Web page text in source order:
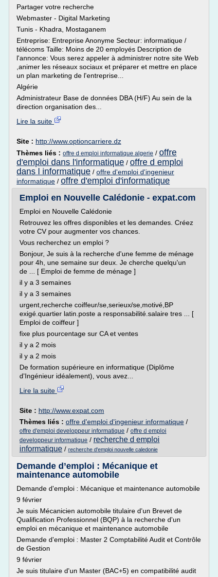
Partager votre recherche
Webmaster - Digital Marketing
Tunis - Khadra, Mostaganem
Entreprise: Entreprise Anonyme Secteur: informatique /
télécoms Taille: Moins de 20 employés Description de
l'annonce: Vous serez appeler à administrer notre site Web
,animer les réseaux sociaux et préparer et mettre en place
un plan marketing de l'entreprise...
Algérie
Administrateur Base de données DBA (H/F) Au sein de la
direction organisation des...
Lire la suite
Site : http://www.optioncarriere.dz
Thèmes liés : offre d emploi informatique algerie / offre
d'emploi dans l'informatique / offre d emploi
dans l informatique / offre d'emploi d'ingenieur
informatique / offre d'emploi d'informatique
Emploi en Nouvelle Calédonie - expat.com
Emploi en Nouvelle Calédonie
Retrouvez les offres disponibles et les demandes. Créez
votre CV pour augmenter vos chances.
Vous recherchez un emploi ?
Bonjour, Je suis à la recherche d'une femme de ménage
pour 4h, une semaine sur deux. Je cherche quelqu'un
de ... [ Emploi de femme de ménage ]
il y a 3 semaines
il y a 3 semaines
urgent,recherche coiffeur/se,serieux/se,motivé,BP
exigé.quartier latin.poste a responsabilité.salaire tres ... [
Emploi de coiffeur ]
fixe plus pourcentage sur CA et ventes
il y a 2 mois
il y a 2 mois
De formation supérieure en informatique (Diplôme
d'Ingénieur idéalement), vous avez...
Lire la suite
Site : http://www.expat.com
Thèmes liés : offre d'emploi d'ingenieur informatique /
offre d'emploi developpeur informatique / offre d emploi
developpeur informatique / recherche d emploi
informatique / recherche d'emploi nouvelle caledonie
Demande d’emploi : Mécanique et
maintenance automobile
Demande d'emploi : Mécanique et maintenance automobile
9 février
Je suis Mécanicien automobile titulaire d'un Brevet de
Qualification Professionnel (BQP) à la recherche d'un
emploi en mécanique et maintenance automobile
Demande d'emploi : Master 2 Comptabilité Audit et Contrôle
de Gestion
9 février
Je suis titulaire d'un Master (BAC+5) en compatibilité audit